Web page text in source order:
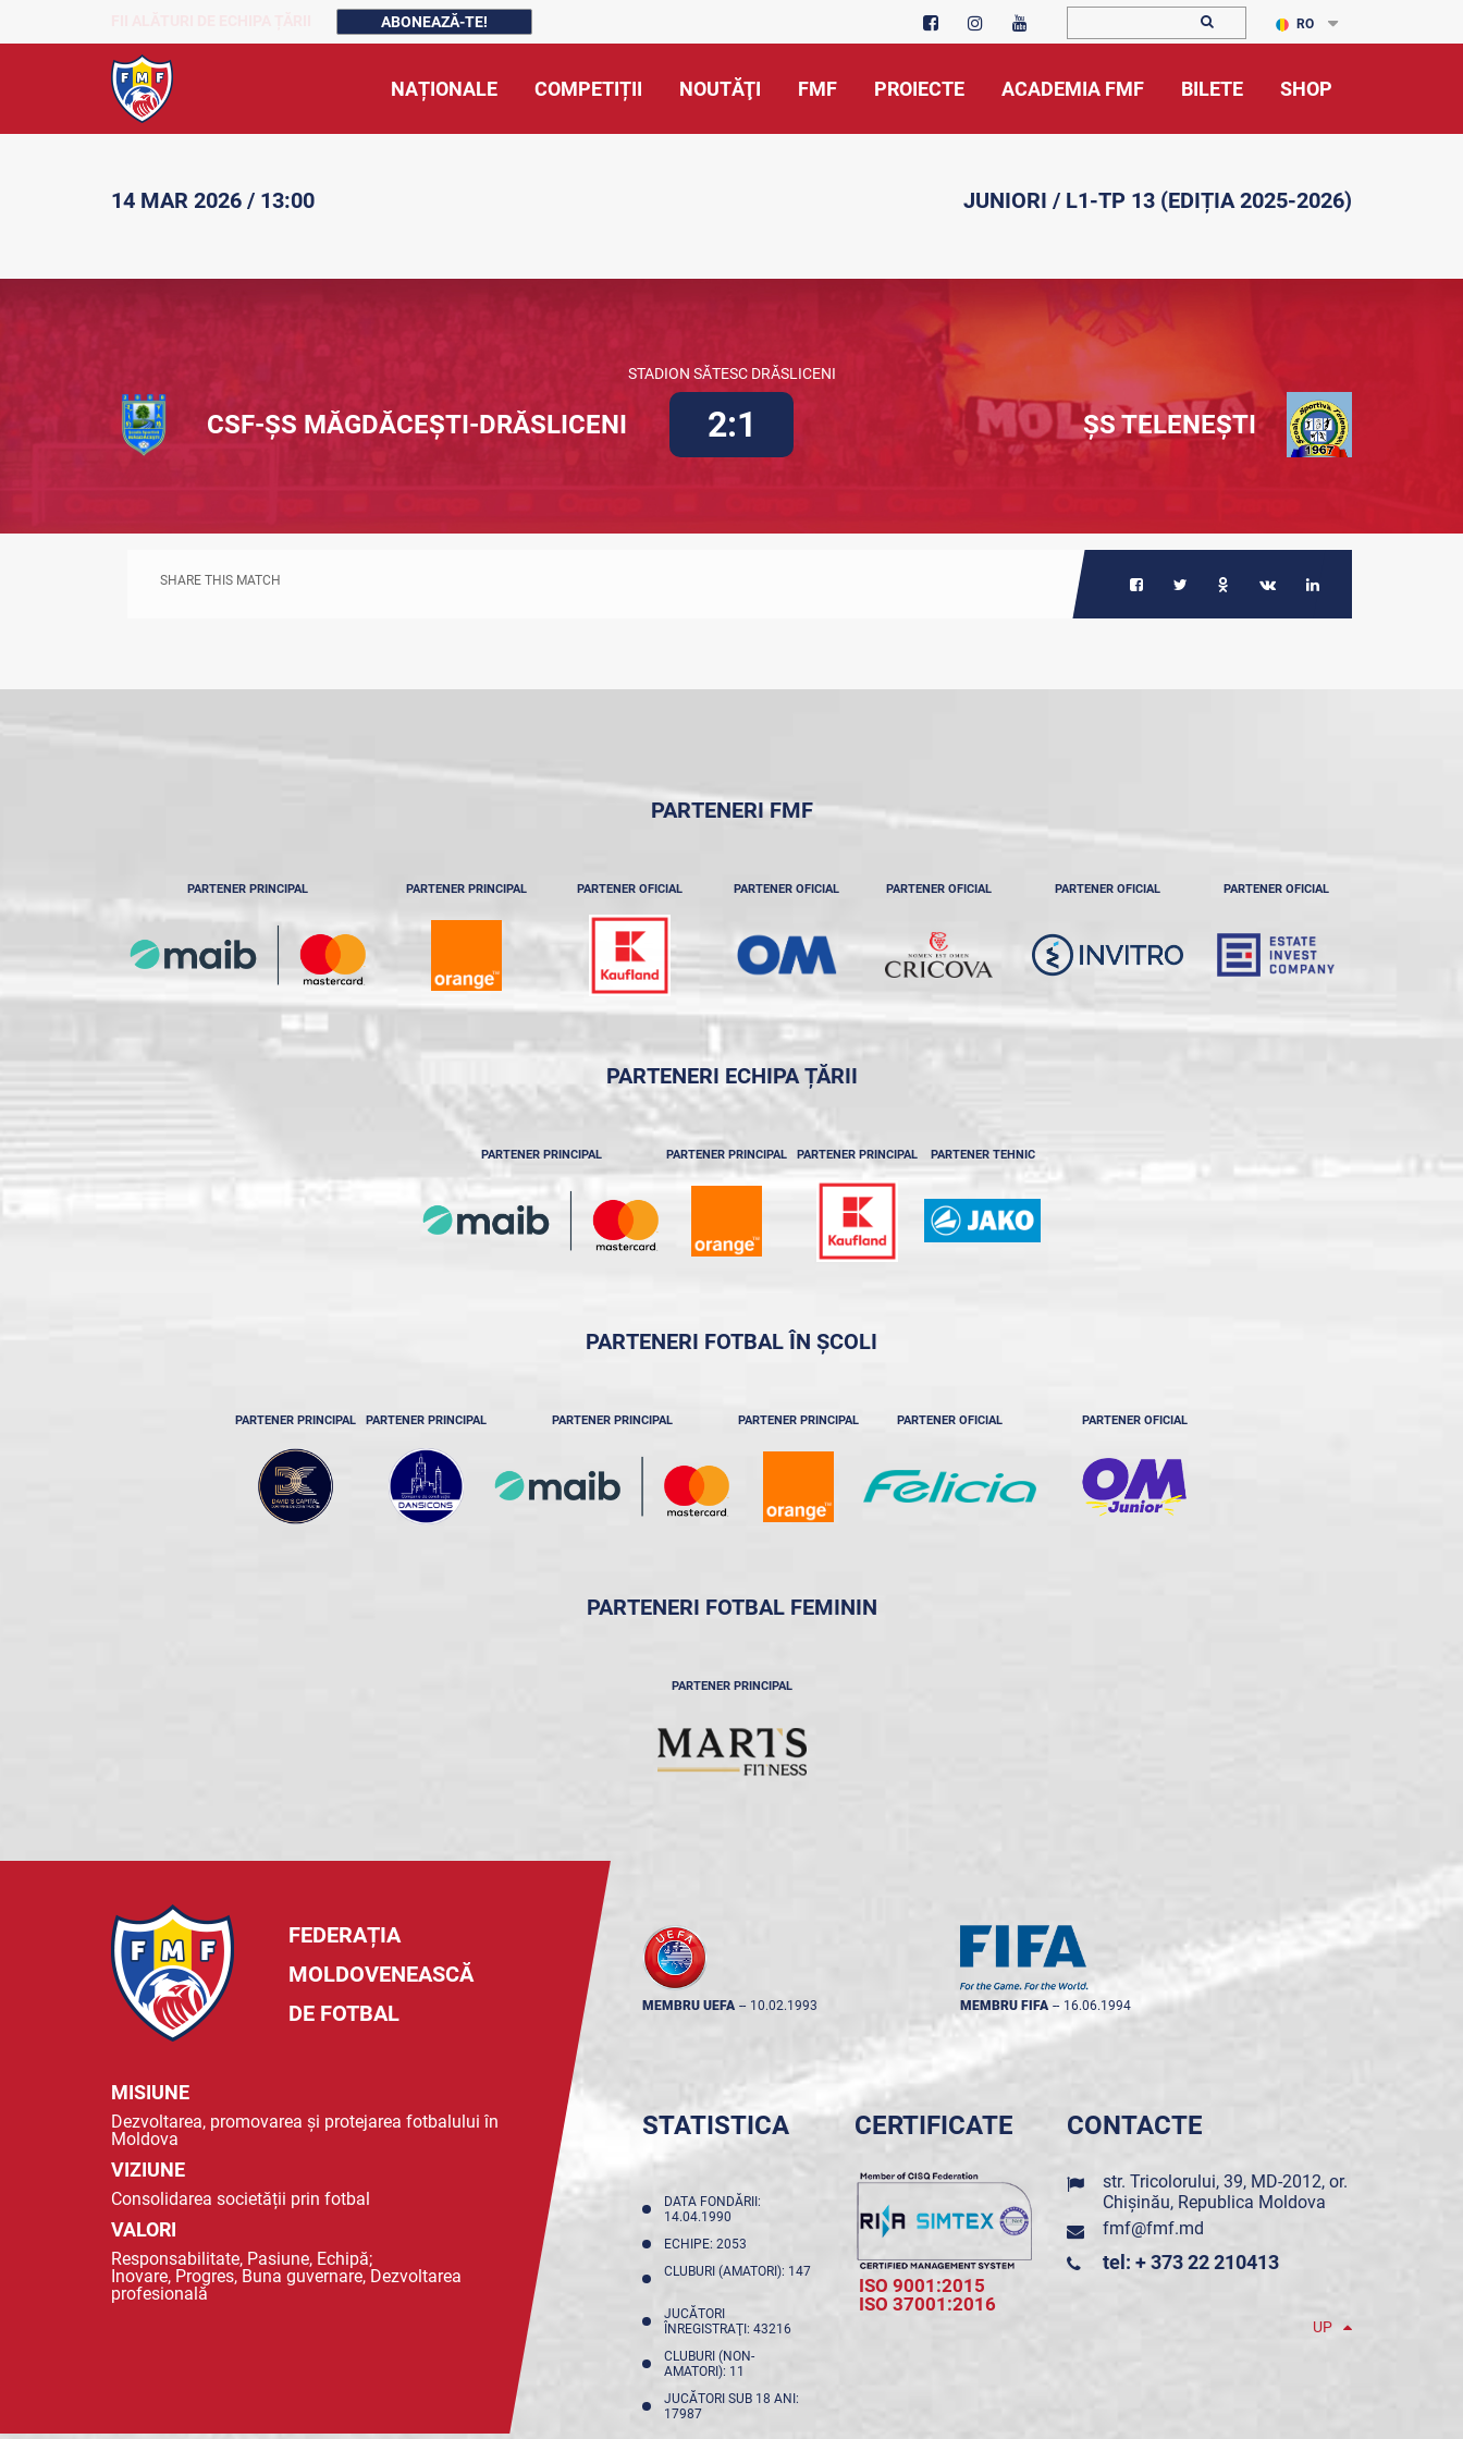
ABONEAZĂ-TE! RO
NAȚIONALE COMPETIȚII NOUTĂŢI FMF PROIECTE ACADEMIA FMF BILETE SHOP
14 MAR 2026 / 13:00 JUNIORI / L1-TP 13 (EDIȚIA 2025-2026)
STADION SĂTESC DRĂSLICENI
CSF-ȘS MĂGDĂCEȘTI-DRĂSLICENI 2:1 ȘS TELENEȘTI
SHARE THIS MATCH
PARTENERI FMF
PARTENER PRINCIPAL PARTENER PRINCIPAL PARTENER OFICIAL PARTENER OFICIAL PARTENER OFICIAL PARTENER OFICIAL PARTENER OFICIAL
PARTENERI ECHIPA ȚĂRII
PARTENER PRINCIPAL PARTENER PRINCIPAL PARTENER PRINCIPAL PARTENER TEHNIC
PARTENERI FOTBAL ÎN ȘCOLI
PARTENER PRINCIPAL PARTENER PRINCIPAL PARTENER PRINCIPAL PARTENER PRINCIPAL PARTENER OFICIAL PARTENER OFICIAL
PARTENERI FOTBAL FEMININ
PARTENER PRINCIPAL
FEDERAȚIA
MOLDOVENEASCĂ
DE FOTBAL
MISIUNE
Dezvoltarea, promovarea și protejarea fotbalului în
Moldova
VIZIUNE
Consolidarea societății prin fotbal
VALORI
Responsabilitate, Pasiune, Echipă;
Inovare, Progres, Buna guvernare, Dezvoltarea
profesională
MEMBRU UEFA -- 10.02.1993 MEMBRU FIFA -- 16.06.1994
STATISTICA
DATA FONDĂRII:
14.04.1990
ECHIPE: 2053
CLUBURI (AMATORI): 147
JUCĂTORI
ÎNREGISTRAŢI: 43216
CLUBURI (NON-
AMATORI): 11
JUCĂTORI SUB 18 ANI:
17987
CERTIFICATE
ISO 9001:2015
ISO 37001:2016
CONTACTE
str. Tricolorului, 39, MD-2012, or.
Chișinău, Republica Moldova
fmf@fmf.md
tel: + 373 22 210413
UP